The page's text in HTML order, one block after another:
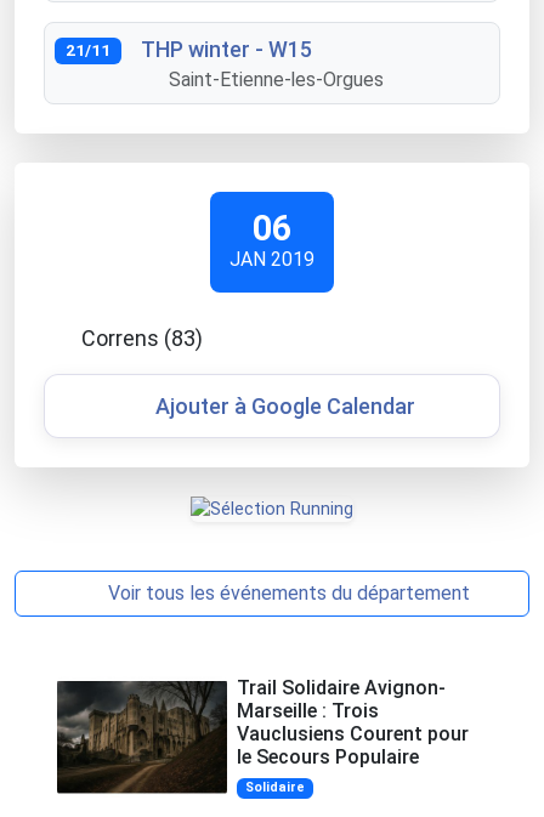
21/11 THP winter - W15
Saint-Etienne-les-Orgues
06
JAN 2019
Correns (83)
Ajouter à Google Calendar
Voir tous les événements du département
Trail Solidaire Avignon-
Marseille : Trois
Vauclusiens Courent pour
le Secours Populaire
Solidaire